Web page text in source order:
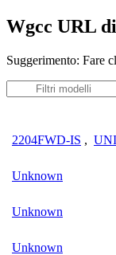
Wgcc URL
Suggerimento: Fare
2204FWD-IS ,
Unknown
Unknown
Unknown